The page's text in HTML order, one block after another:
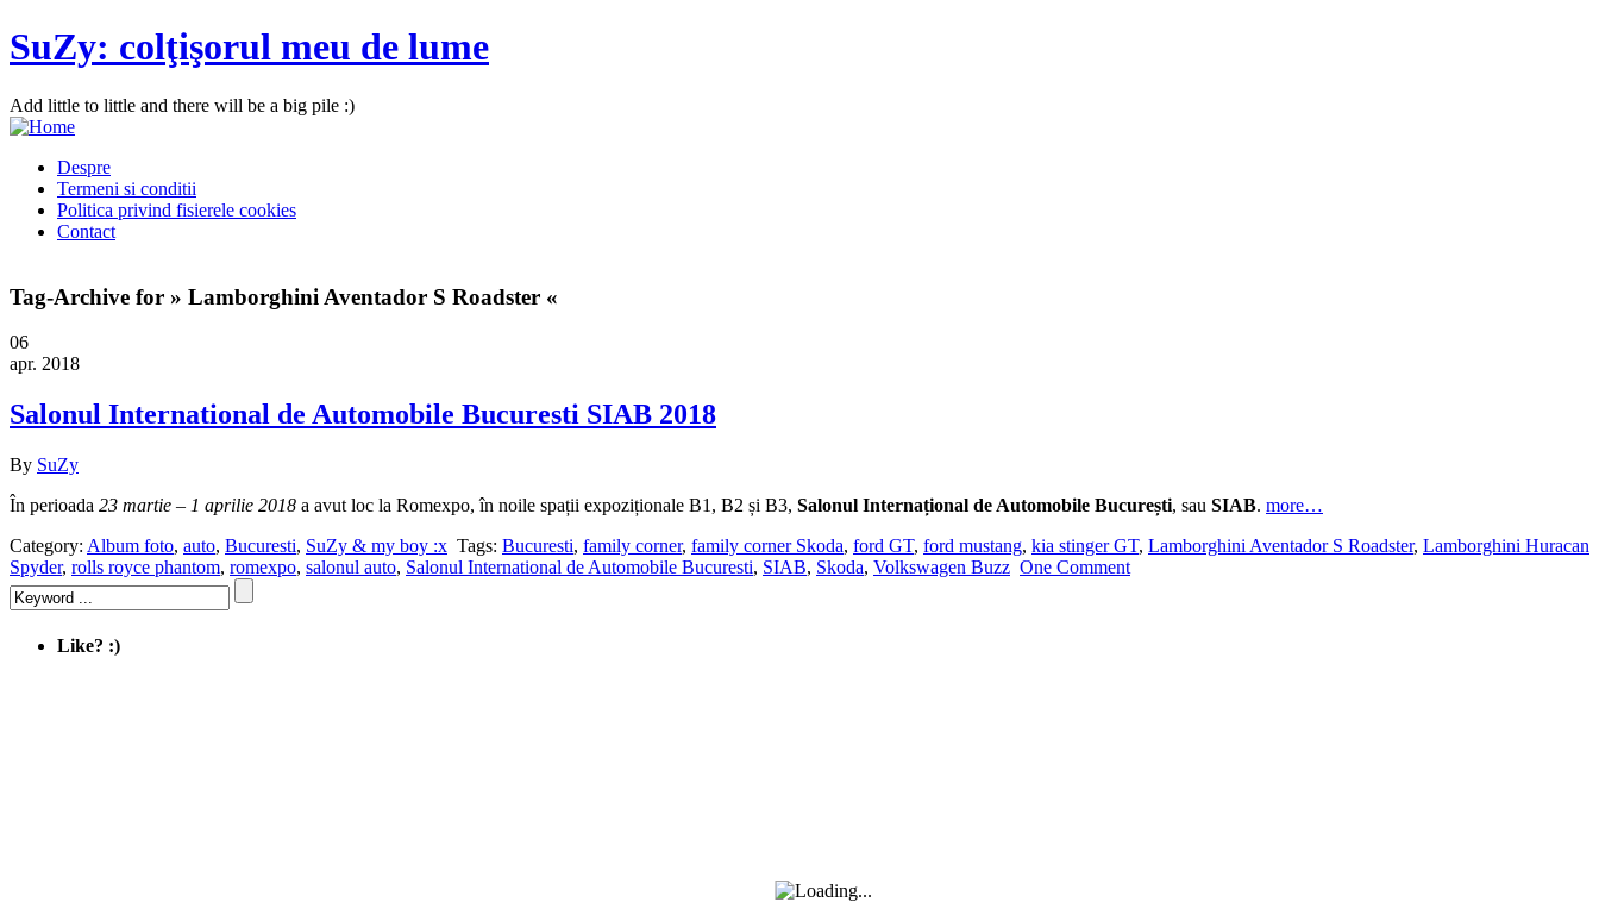
SuZy: colţişorul meu de lume
Add little to little and there will be a big pile :)
Despre
Termeni si conditii
Politica privind fisierele cookies
Contact
Tag-Archive for » Lamborghini Aventador S Roadster «
06
apr. 2018
Salonul International de Automobile Bucuresti SIAB 2018
By SuZy
În perioada 23 martie – 1 aprilie 2018 a avut loc la Romexpo, în noile spații expoziționale B1, B2 și B3, Salonul Internațional de Automobile București, sau SIAB. more…
Category: Album foto, auto, Bucuresti, SuZy & my boy :x Tags: Bucuresti, family corner, family corner Skoda, ford GT, ford mustang, kia stinger GT, Lamborghini Aventador S Roadster, Lamborghini Huracan
Spyder, rolls royce phantom, romexpo, salonul auto, Salonul International de Automobile Bucuresti, SIAB, Skoda, Volkswagen Buzz One Comment
Like? :)